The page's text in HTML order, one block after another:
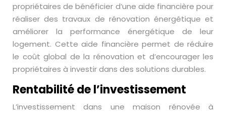
propriétaires de bénéficier d’une aide financière pour
réaliser des travaux de rénovation énergétique et
améliorer la performance énergétique de leur
logement. Cette aide financière permet de réduire
le coût global de la rénovation et d’encourager les
propriétaires à investir dans des solutions durables.
Rentabilité de l’investissement
L’investissement dans une maison rénovée à